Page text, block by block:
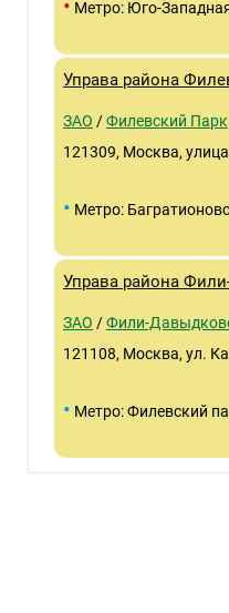
• Метро: Юго-
Управа района
ЗАО /Филевский Парк
121309, Москва,
• Метро:
Управа района
ЗАО /Фили-
121108, Москва, ул.
• Метро: Филевский